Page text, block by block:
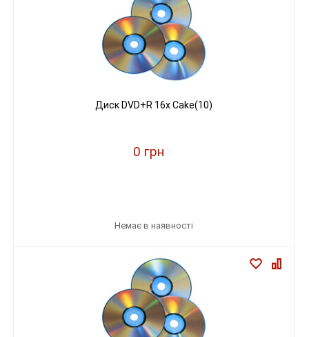
Диск DVD+R 16х Cake(10)
0 грн
Немає в наявності